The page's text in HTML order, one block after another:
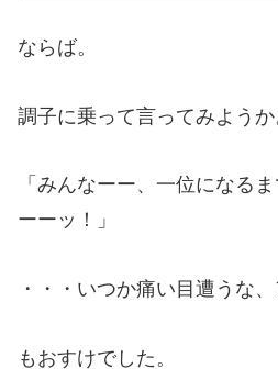
ならば。
調子に乗って言ってみようか
「みんなーー、一位になる
ーーッ！」
・・・いつか痛い目遭うな、
もおすけでした。